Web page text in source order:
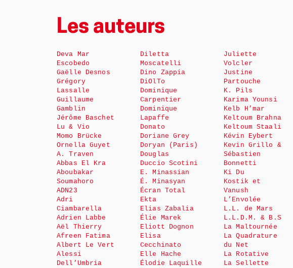
Les auteurs
Deva Mar
Escobedo
Gaëlle Desnos
Grégory
Lassalle
Guillaume
Gamblin
Jérôme Baschet
Lu & Vio
Momo Brücke
Ornella Guyet
A. Traven
Abbas El Kra
Aboubakar
Soumahoro
ADN23
Adri
Ciambarella
Adrien Labbe
Aël Thierry
Afreen Fatima
Albert Le Vert
Alessi
Dell’Umbria
Diletta
Moscatelli
Dino Zappia
DiOlTo
Dominique
Carpentier
Dominique
Lapaffe
Donato
Doriane Grey
Doryan (Paris)
Douglas
Duccio Scotini
E. Minassian
É. Minasyan
Écran Total
Ekta
Elias Zabalia
Élie Marek
Eliott Dognon
Elisa
Cecchinato
Elle Hache
Élodie Laquille
Juliette
Volcler
Justine
Partouche
K. Pils
Karima Younsi
Kelb H’mar
Keltoum Brahna
Keltoum Staali
Kévin Eybert
Kevin Grillo &
Sébastien
Bonnetti
Ki Du
Kostik et
Vanush
L’Envolée
L.L. de Mars
L.L.D.M. & B.S
La Maltournée
La Quadrature
du Net
La Rotative
La Sellette